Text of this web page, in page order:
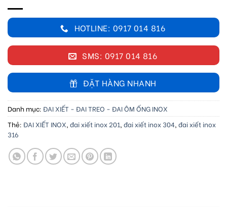
HOTLINE: 0917 014 816
SMS: 0917 014 816
ĐẶT HÀNG NHANH
Danh mục: ĐAI XIẾT - ĐAI TREO - ĐAI ÔM ỐNG INOX
Thẻ: ĐAI XIẾT INOX đai xiết inox 201 đai xiết inox 304 đai xiết inox
316